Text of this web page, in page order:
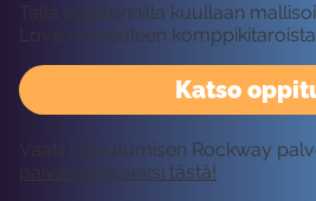
Katso
Tällä oppitunnilla kuullaan
Love -kappaleen
Vaatii kirjautumisen Rockway
päivää ilmaiseksi tästä!